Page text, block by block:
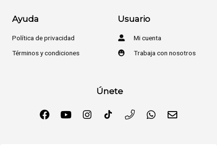
Ayuda
Política de privacidad
Términos y condiciones
Usuario
Mi cuenta
Trabaja con nosotros
Únete